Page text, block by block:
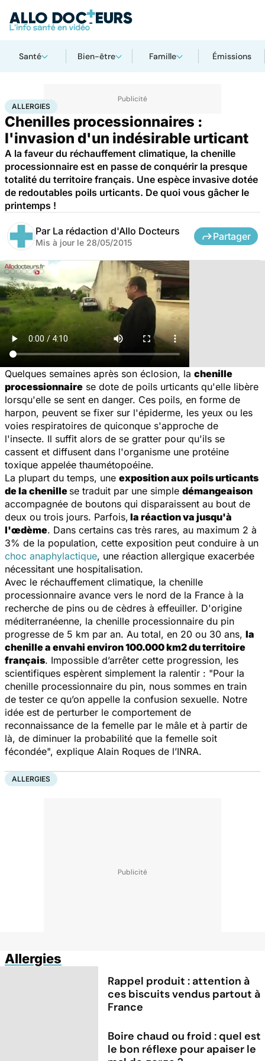
Santé Bien-être Famille Émissions
AccueilSanté Maladies
ALLERGIES
Chenilles processionnaires :
l'invasion d'un indésirable urticant
A la faveur du réchauffement climatique, la chenille
processionnaire est en passe de conquérir la presque
totalité du territoire français. Une espèce invasive dotée
de redoutables poils urticants. De quoi vous gâcher le
printemps !
Par La rédaction d'Allo Docteurs
Mis à jour le 28/05/2015
Partager
Quelques semaines après son éclosion, la chenille
processionnaire se dote de poils urticants qu'elle libère
lorsqu'elle se sent en danger. Ces poils, en forme de
harpon, peuvent se fixer sur l'épiderme, les yeux ou les
voies respiratoires de quiconque s'approche de
l'insecte. Il suffit alors de se gratter pour qu'ils se
cassent et diffusent dans l'organisme une protéine
toxique appelée thaumétopoéine.
La plupart du temps, une exposition aux poils urticants
de la chenille se traduit par une simple démangeaison
accompagnée de boutons qui disparaissent au bout de
deux ou trois jours. Parfois, la réaction va jusqu'à
l'œdème. Dans certains cas très rares, au maximum 2 à
3% de la population, cette exposition peut conduire à un
choc anaphylactique, une réaction allergique exacerbée
nécessitant une hospitalisation.
Avec le réchauffement climatique, la chenille
processionnaire avance vers le nord de la France à la
recherche de pins ou de cèdres à effeuiller. D'origine
méditerranéenne, la chenille processionnaire du pin
progresse de 5 km par an. Au total, en 20 ou 30 ans, la
chenille a envahi environ 100.000 km2 du territoire
français. Impossible d’arrêter cette progression, les
scientifiques espèrent simplement la ralentir : "Pour la
chenille processionnaire du pin, nous sommes en train
de tester ce qu’on appelle la confusion sexuelle. Notre
idée est de perturber le comportement de
reconnaissance de la femelle par le mâle et à partir de
là, de diminuer la probabilité que la femelle soit
fécondée", explique Alain Roques de l’INRA.
ALLERGIES
Allergies
Rappel produit : attention à
ces biscuits vendus partout à
France
Boire chaud ou froid : quel est
le bon réflexe pour apaiser le